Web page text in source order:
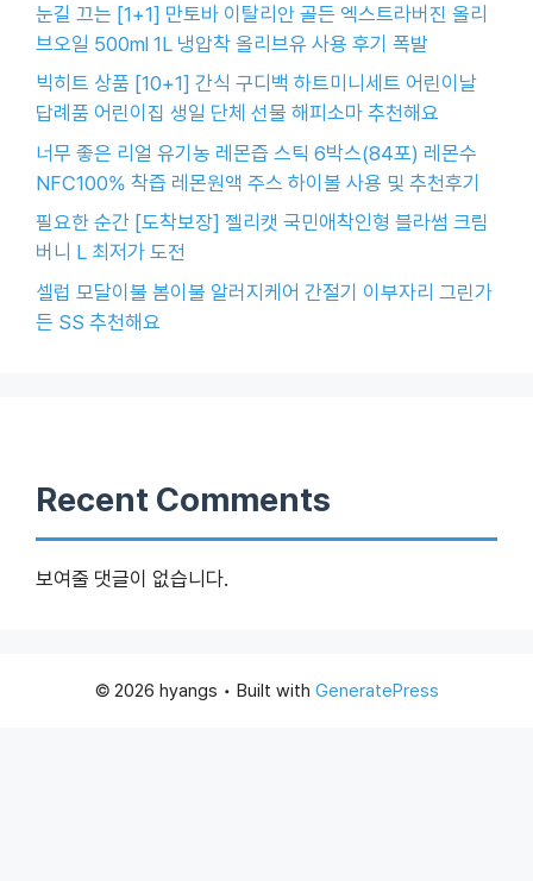
눈길 끄는 [1+1] 만토바 이탈리안 골든 엑스트라버진 올리
브오일 500ml 1L 냉압착 올리브유 사용 후기 폭발
빅히트 상품 [10+1] 간식 구디백 하트미니세트 어린이날
답례품 어린이집 생일 단체 선물 해피소마 추천해요
너무 좋은 리얼 유기농 레몬즙 스틱 6박스(84포) 레몬수
NFC100% 착즙 레몬원액 주스 하이볼 사용 및 추천후기
필요한 순간 [도착보장] 젤리캣 국민애착인형 블라썸 크림
버니 L 최저가 도전
셀럽 모달이불 봄이불 알러지케어 간절기 이부자리 그린가
든 SS 추천해요
Recent Comments
보여줄 댓글이 없습니다.
© 2026 hyangs • Built with GeneratePress